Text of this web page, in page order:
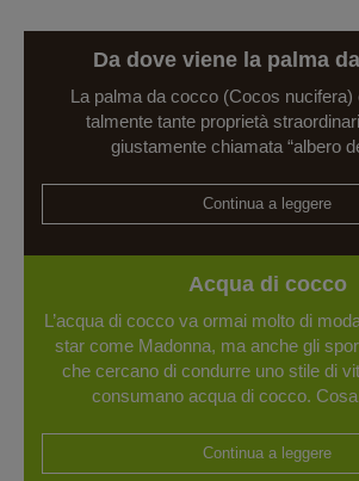
Da dove viene la palma
La palma da cocco (Cocos nucifera)
talmente tante proprietà
giustamente chiamata “albero
Continua a leggere
Acqua di cocco
L’acqua di cocco va ormai molto di
star come Madonna, ma anche gli
che cercano di condurre uno stile di
consumano acqua di cocco. Cosa
Continua a leggere